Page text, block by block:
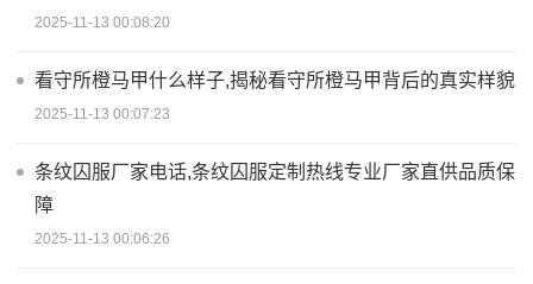
2025-11-13 00:08:20
看守所橙马甲什么样子,揭秘看守所橙马甲背后的真实样貌
2025-11-13 00:07:23
条纹囚服厂家电话,条纹囚服定制热线专业厂家直供品质保
障
2025-11-13 00:06:26